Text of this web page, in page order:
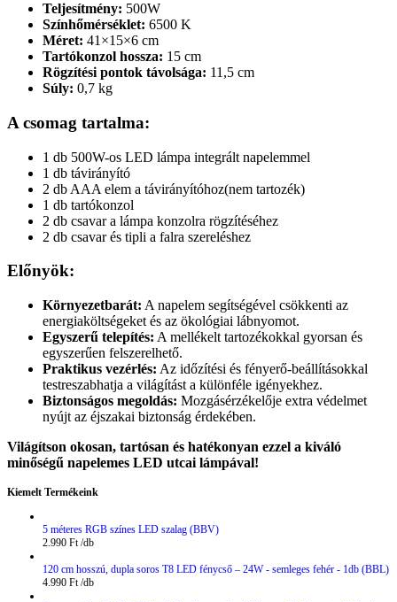
Teljesítmény: 500W
Színhőmérséklet: 6500 K
Méret: 41×15×6 cm
Tartókonzol hossza: 15 cm
Rögzítési pontok távolsága: 11,5 cm
Súly: 0,7 kg
A csomag tartalma:
1 db 500W-os LED lámpa integrált napelemmel
1 db távirányító
2 db AAA elem a távirányítóhoz(nem tartozék)
1 db tartókonzol
2 db csavar a lámpa konzolra rögzítéséhez
2 db csavar és tipli a falra szereléshez
Előnyök:
Környezetbarát: A napelem segítségével csökkenti az
energiaköltségeket és az ökológiai lábnyomot.
Egyszerű telepítés: A mellékelt tartozékokkal gyorsan és
egyszerűen felszerelhető.
Praktikus vezérlés: Az időzítési és fényerő-beállításokkal
testreszabhatja a világítást a különféle igényekhez.
Biztonságos megoldás: Mozgásérzékelője extra védelmet
nyújt az éjszakai biztonság érdekében.
Világítson okosan, tartósan és hatékonyan ezzel a kiváló
minőségű napelemes LED utcai lámpával!
Kiemelt Termékeink
5 méteres RGB színes LED szalag (BBV)
2.990 Ft
120 cm hosszú, dupla soros T8 LED fénycső – 24W - semleges fehér - 1db (BBL)
4.990 Ft